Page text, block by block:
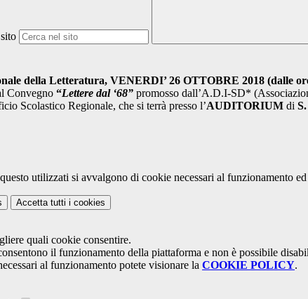
della Letteratura, VENERDI’ 26 OTTOBRE 2018 (dalle
Convegno “Lettere dal ‘68” promosso dall’A.D.I-SD*
Scolastico Regionale, che si terrà presso l’AUDITORIUM di
utilizzati si avvalgono di cookie necessari al funzionamento
Accetta tutti i cookies
quali cookie consentire.
il funzionamento della piattaforma e non è possibile
al funzionamento potete visionare la COOKIE POLICY.